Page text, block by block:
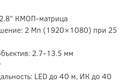
КМОП-матрица
2 Мп (1920×1080) при 25
2.7-13.5 мм
LED до 40 м, ИК до 40